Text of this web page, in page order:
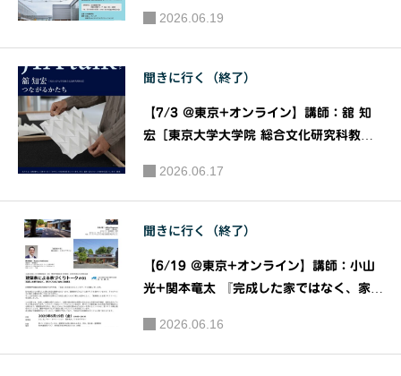
学会
2026.06.19
聞きに行く（終了）
【7/3 @東京+オンライン】講師：舘 知
宏［東京大学大学院 総合文化研究科教
6］｜主催：JIA関東甲信越支部 JIAトー
ク実行委員会
2026.06.17
聞きに行く（終了）
【6/19 @東京+オンライン】講師：小山
光+関本⻯太 『完成した家ではなく、家づ
づくりトーク＃01］｜公益社団法人 日本
建築家協会（JIA）関東甲信越支部 住宅部
2026.06.16